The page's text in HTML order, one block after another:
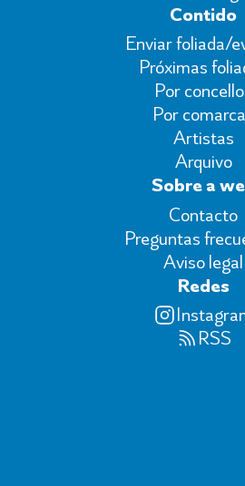
Contido
Enviar foliada/
Próximas
Por
Por
Artistas
Arquivo
Sobre a
Contacto
Preguntas
Aviso legal
Redes
RSS